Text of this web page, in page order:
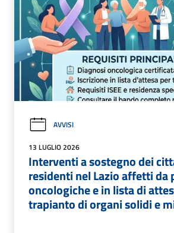
AVVISI
13 LUGLIO 2026
Interventi a sostegno dei
residenti nel Lazio affetti da
oncologiche e in lista di
trapianto di organi solidi e